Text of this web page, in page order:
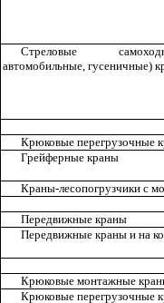
Стреловые
автомобильные, гусеничные)
Крюковые перегрузочные
Грейферные краны
Краны-лесопогрузчики с
Передвижные краны
Передвижные краны и на
Крюковые монтажные
Крюковые перегрузочные